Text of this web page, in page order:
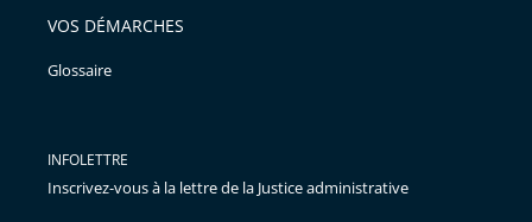
VOS DÉMARCHES
Glossaire
INFOLETTRE
Inscrivez-vous à la lettre de la Justice administrative